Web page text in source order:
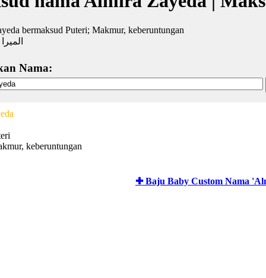
bermaksud Puteri; Makmur, keberuntungan
Nama:
keberuntungan
✚ Baju Baby Custom Nama